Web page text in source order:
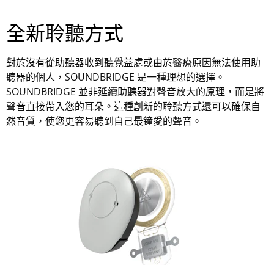
全新聆聽方式
對於沒有從助聽器收到聽覺益處或由於醫療原因無法使用助
聽器的個人，SOUNDBRIDGE 是一種理想的選擇。
SOUNDBRIDGE 並非延續助聽器對聲音放大的原理，而是將
聲音直接帶入您的耳朵。這種創新的聆聽方式還可以確保自
然音質，使您更容易聽到自己最鐘愛的聲音。